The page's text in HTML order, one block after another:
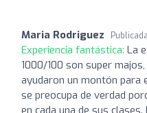
Maria Rodriguez
Experiencia fantástica: La
1000/100 son super
ayudaron un montón para
se preocupa de verdad
en cada una de sus